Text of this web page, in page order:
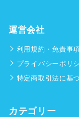
運営会社
利用規約・免責事
プライバシーポリ
特定商取引法に基
カテゴリー